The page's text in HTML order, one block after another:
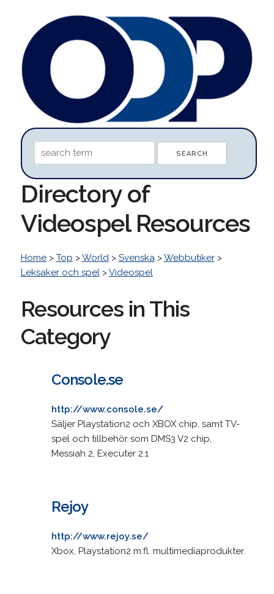
Directory of
Videospel Resources
Home> Top >World> Svenska>Webbutiker>
Leksaker och spel>Videospel
Resources in This
Category
Console.se
http://www.console.se/
Säljer Playstation2 och XBOX chip, samt TV-
spel och tillbehör som DMS3 V2 chip,
Messiah 2, Executer 2.1
Rejoy
http://www.rejoy.se/
Xbox, Playstation2 m.fl. multimediaprodukter.